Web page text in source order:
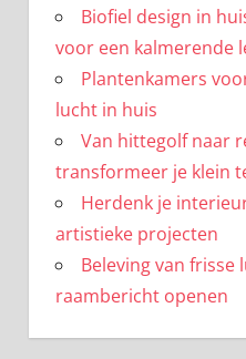
Biofiel design in
voor een kalmerende
Plantenkamers
lucht in huis
Van hittegolf naar
transformeer je klein
Herdenk je
artistieke projecten
Beleving van frisse
raambericht openen